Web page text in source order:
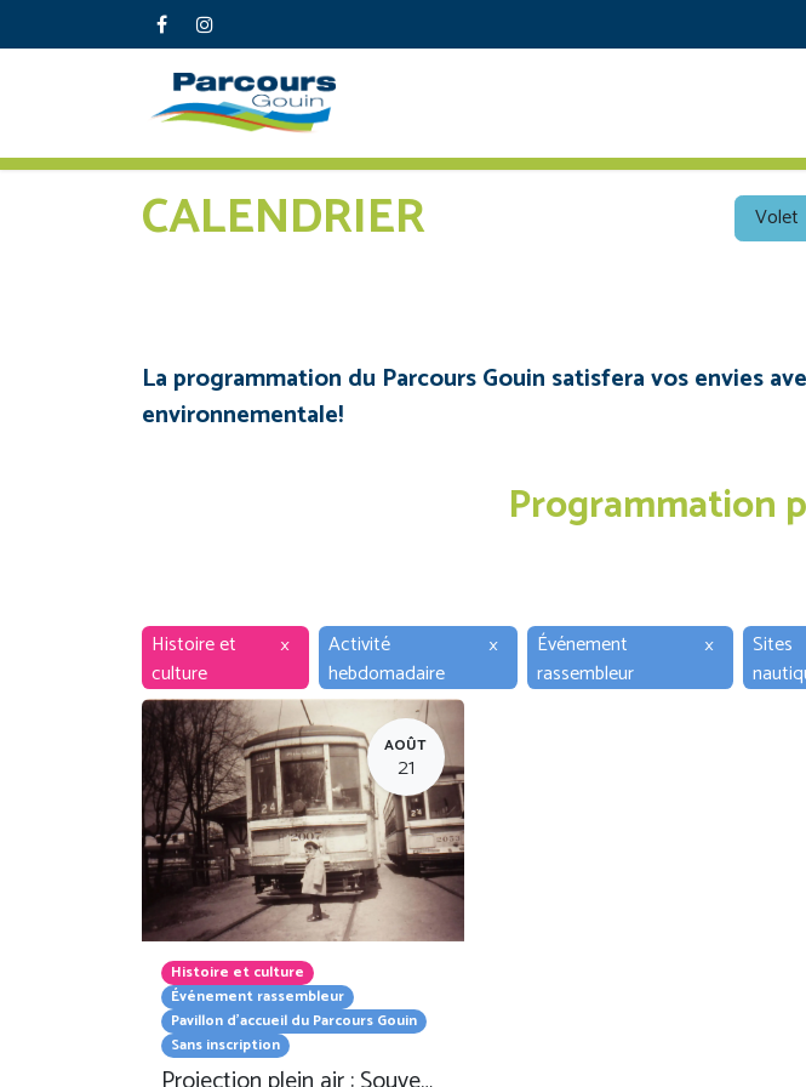
CALENDRIER Volet
La programmation du Parcours Gouin satisfera vos envies
environnementale!
Programmation
Histoire et
culture
×
Activité
hebdomadaire
×
Événement
rassembleur
×
Sites
AOÛT
21
Histoire et culture
Événement rassembleur
Pavillon d'accueil du Parcours Gouin
Sans inscription